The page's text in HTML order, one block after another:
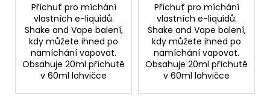
Příchuť pro míchání
vlastních e-liquidů.
Shake and Vape balení,
kdy můžete ihned po
namíchání vapovat.
Obsahuje 20ml příchutě
v 60ml lahvičce
Příchuť pro míchání
vlastních e-liquidů.
Shake and Vape balení,
kdy můžete ihned po
namíchání vapovat.
Obsahuje 20ml příchutě
v 60ml lahvičce